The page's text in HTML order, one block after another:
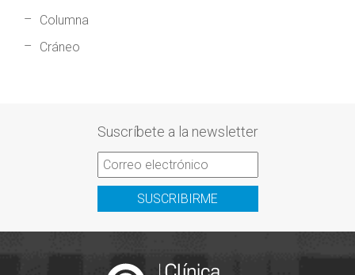
Columna
Cráneo
Suscríbete a la newsletter
SUSCRIBIRME